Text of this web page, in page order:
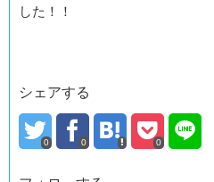
した！！
シェアする
0 0 0